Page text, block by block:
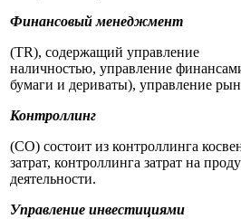
Финансовый менеджмент
(TR), содержащий управление
наличностью, управление
бумаги и дериваты), управление
Контроллинг
(CO) состоит из контроллинга
затрат, контроллинга затрат на
деятельности.
Управление инвестициями